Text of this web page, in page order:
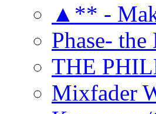
▲** -
Phase-
THE
Mixfader